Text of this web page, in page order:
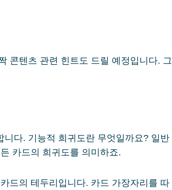
콘텐츠 관련 힌트도 드릴 예정입니다. 그
니다. 기능적 희귀도란 무엇일까요? 일반
카드의 희귀도를 의미하죠.
드의 테두리입니다. 카드 가장자리를 따